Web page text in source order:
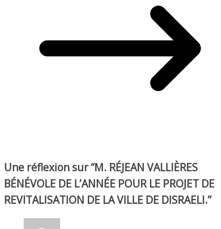
Une réflexion sur “M. RÉJEAN VALLIÈRES
BÉNÉVOLE DE L’ANNÉE POUR LE PROJET DE
REVITALISATION DE LA VILLE DE DISRAELI.”